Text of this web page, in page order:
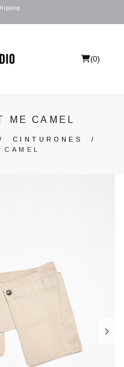
(0)
ME CAMEL
CINTURONES
/